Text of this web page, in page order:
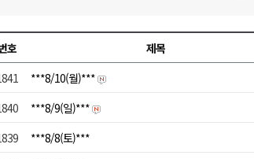
명 인사
호 제목
***8/10(월)***
***8/9(일)***
***8/8(토)***